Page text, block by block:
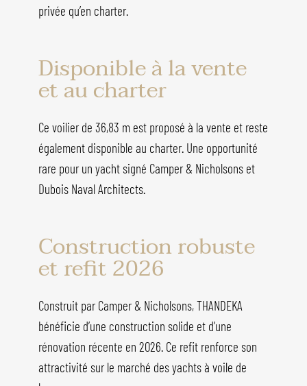
privée qu’en charter.
Disponible à la vente
et au charter
Ce voilier de 36,83 m est proposé à la vente et reste
également disponible au charter. Une opportunité
rare pour un yacht signé Camper & Nicholsons et
Dubois Naval Architects.
Construction robuste
et refit 2026
Construit par Camper & Nicholsons, THANDEKA
bénéficie d’une construction solide et d’une
rénovation récente en 2026. Ce refit renforce son
attractivité sur le marché des yachts à voile de